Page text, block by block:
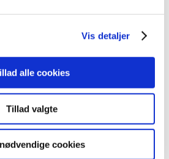
Vis detaljer
alle cookies
Tillad valgte
cookies
Nedsatte Varer
nr. 41 15ml
41 15ml